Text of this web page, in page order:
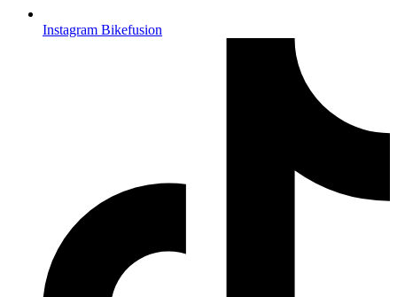
Instagram Bikefusion